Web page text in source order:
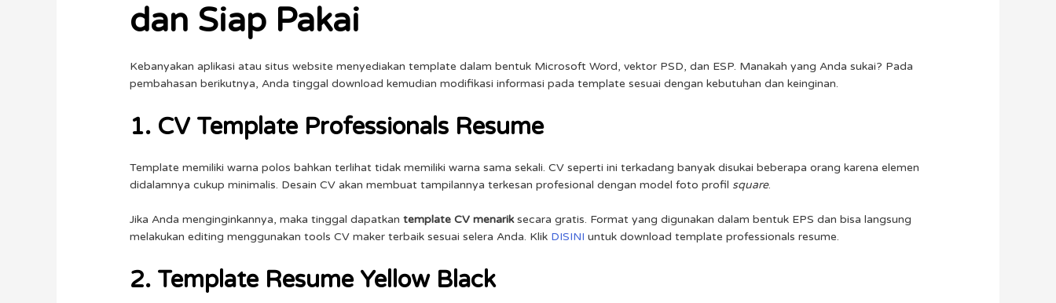
dan Siap Pakai
Kebanyakan aplikasi atau situs website menyediakan template dalam bentuk Microsoft Word, vektor PSD, dan ESP. Manakah yang Anda sukai? Pada
pembahasan berikutnya, Anda tinggal download kemudian modifikasi informasi pada template sesuai dengan kebutuhan dan keinginan.
1. CV Template Professionals Resume
Template memiliki warna polos bahkan terlihat tidak memiliki warna sama sekali. CV seperti ini terkadang banyak disukai beberapa orang karena elemen
didalamnya cukup minimalis. Desain CV akan membuat tampilannya terkesan profesional dengan model foto profil square.
Jika Anda menginginkannya, maka tinggal dapatkantemplate CV menariksecara gratis. Format yang digunakan dalam bentuk EPS dan bisa langsung
melakukan editing menggunakan tools CV maker terbaik sesuai selera Anda. Klik DISINI untuk download template professionals resume.
2. Template Resume Yellow Black